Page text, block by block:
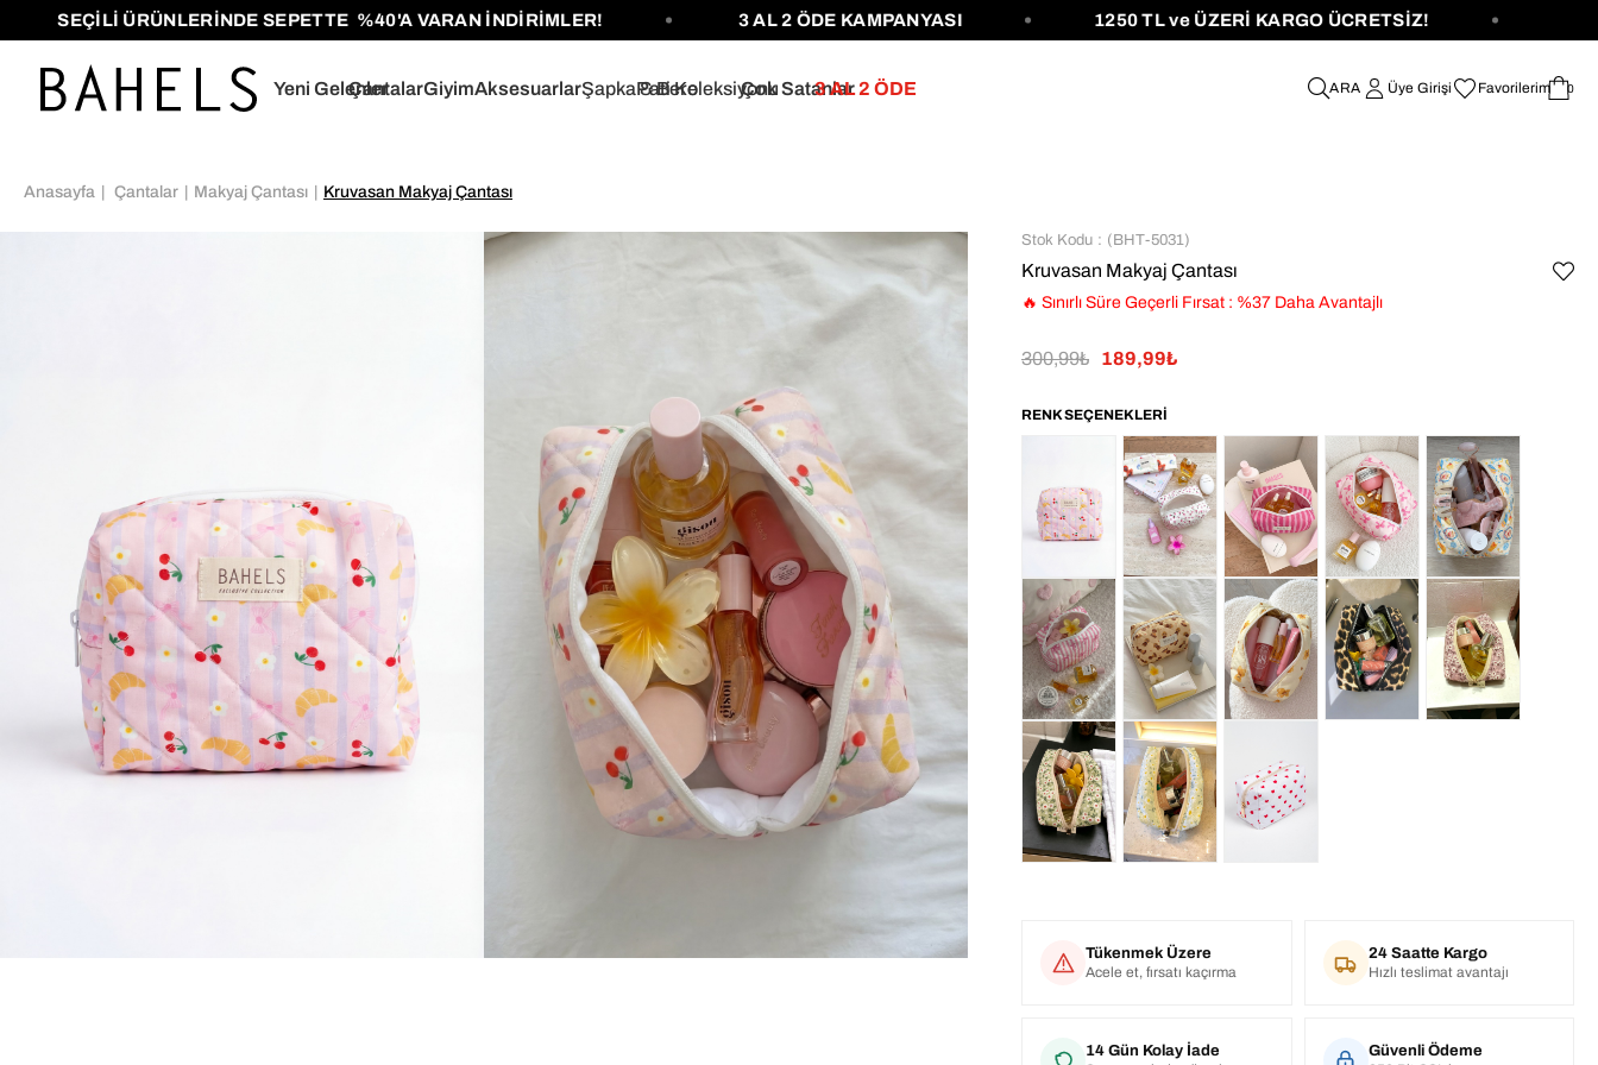
SEÇİLİ ÜRÜNLERİNDE SEPETTE %40'A VARAN İNDİRİMLER! 3 AL 2 ÖDE KAMPANYASI 1250 TL ve ÜZERİ KARGO ÜCRETSİZ!
Yeni Gelenler
ÇantalarGiyimAksesuarlarŞapka & BerePati KoleksiyonuÇok Satanlar3 AL 2 ÖDE Üye Girişi Favorilerim 0
Anasayfa Çantalar Makyaj Çantası Kruvasan Makyaj Çantası
Stok Kodu (BHT-5031)
Kruvasan Makyaj Çantası
🔥 Sınırlı Süre Geçerli Fırsat : %37 Daha Avantajlı
300,99₺ 189,99₺
Tükenmek Üzere
Acele et, fırsatı kaçırma
24 Saatte Kargo
Hızlı teslimat avantajı
14 Gün Kolay İade
Güvenli Ödeme